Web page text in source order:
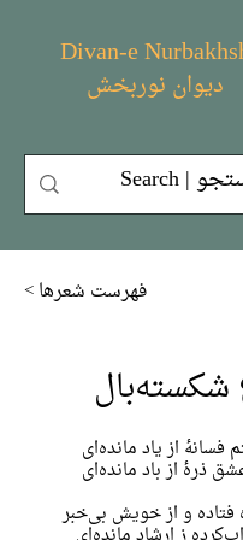
Divan-e
دیوان نوربخش
< فهرست شعر‌ها
فسانهٔ از یاد مانده‌ای
ذرهٔ از باد مانده‌ای
فتاده و از خویش بی‌خبر